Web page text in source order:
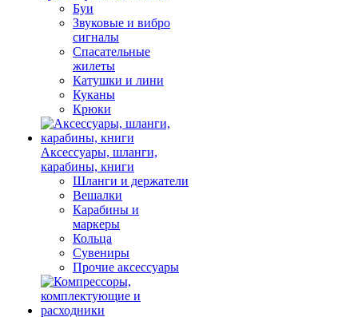
Буи
Звуковые и вибро
сигналы
Спасательные
жилеты
Катушки и лини
Куканы
Крюки
Аксессуары, шланги,
карабины, книги
Шланги и держатели
Вешалки
Карабины и
маркеры
Кольца
Сувениры
Прочие аксессуары